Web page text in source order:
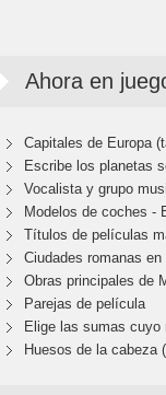
Ahora en
Capitales de Europa
Escribe los planetas
Vocalista y grupo
Modelos de coches -
Títulos de películas
Ciudades romanas en
Obras principales de
Parejas de película
Elige las sumas cuyo
Huesos de la cabeza